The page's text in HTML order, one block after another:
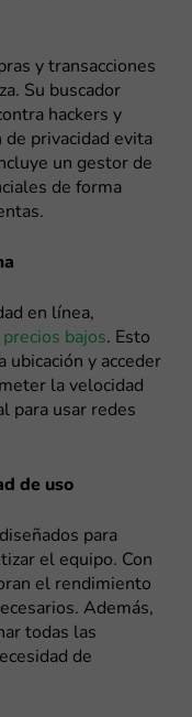
y transacciones
Su buscador
hackers y
privacidad evita
un gestor de
de forma
en línea,
bajos. Esto
ubicación y acceder
la velocidad
para usar redes
de uso
para
el equipo. Con
el rendimiento
Además,
todas las
de